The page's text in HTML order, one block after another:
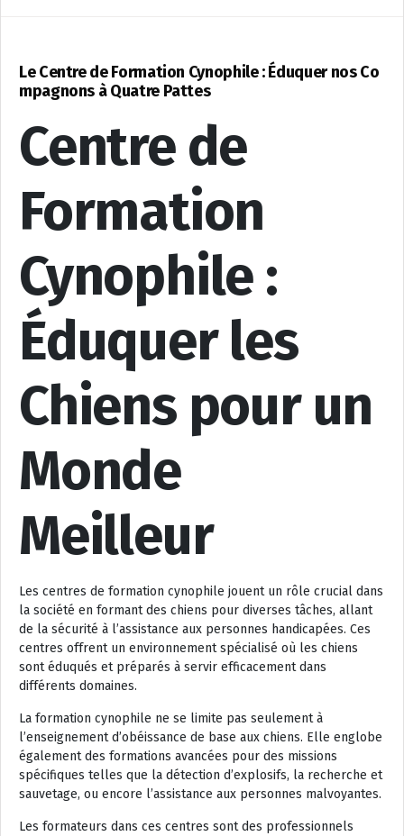
Le Centre de Formation Cynophile : Éduquer nos Co
mpagnons à Quatre Pattes
Centre de
Formation
Cynophile :
Éduquer les
Chiens pour un
Monde
Meilleur
Les centres de formation cynophile jouent un rôle crucial dans
la société en formant des chiens pour diverses tâches, allant
de la sécurité à l’assistance aux personnes handicapées. Ces
centres offrent un environnement spécialisé où les chiens
sont éduqués et préparés à servir efficacement dans
différents domaines.
La formation cynophile ne se limite pas seulement à
l’enseignement d’obéissance de base aux chiens. Elle englobe
également des formations avancées pour des missions
spécifiques telles que la détection d’explosifs, la recherche et
sauvetage, ou encore l’assistance aux personnes malvoyantes.
Les formateurs dans ces centres sont des professionnels